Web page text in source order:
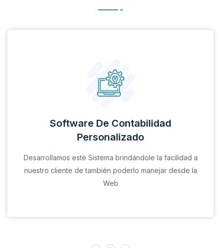
Software De Contabilidad
Personalizado
Desarrollamos este Sistema brindándole la facilidad a
nuestro cliente de también poderlo manejar desde la
Web